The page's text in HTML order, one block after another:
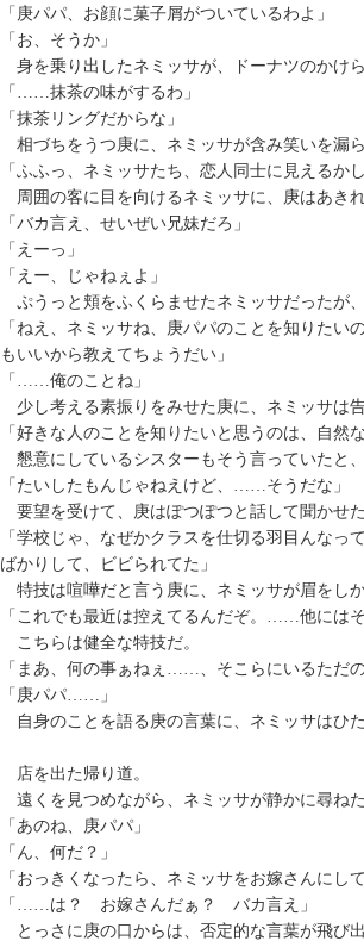
「庚パパ、お顔に菓子屑がついているわよ」
「お、そうか」
身を乗り出したネミッサが、ドーナツのかけ
「……抹茶の味がするわ」
「抹茶リングだからな」
相づちをうつ庚に、ネミッサが含み笑いを漏ら
「ふふっ、ネミッサたち、恋人同士に見えるかし
周囲の客に目を向けるネミッサに、庚はあきれ
「バカ言え、せいぜい兄妹だろ」
「えーっ」
「えー、じゃねぇよ」
ぷうっと頬をふくらませたネミッサだったが
「ねえ、ネミッサね、庚パパのことを知りた
もいいから教えてちょうだい」
「……俺のことね」
少し考える素振りをみせた庚に、ネミッサは告
「好きな人のことを知りたいと思うのは、自然
懇意にしているシスターもそう言っていたと、
「たいしたもんじゃねえけど、……そうだな」
要望を受けて、庚はぽつぽつと話して聞かせた
「学校じゃ、なぜかクラスを仕切る羽目んな
ばかりして、ビビられてた」
特技は喧嘩だと言う庚に、ネミッサが眉をしか
「これでも最近は控えてるんだぞ。……他には
こちらは健全な特技だ。
「まあ、何の事ぁねぇ……、そこらにいるただの
「庚パパ……」
自身のことを語る庚の言葉に、ネミッサはひ
店を出た帰り道。
遠くを見つめながら、ネミッサが静かに尋ねた
「あのね、庚パパ」
「ん、何だ？」
「おっきくなったら、ネミッサをお嫁さんにし
「……は？ お嫁さんだぁ？ バカ言え」
とっさに庚の口からは、否定的な言葉が飛び出